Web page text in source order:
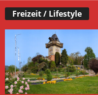
Freizeit / Lifestyle